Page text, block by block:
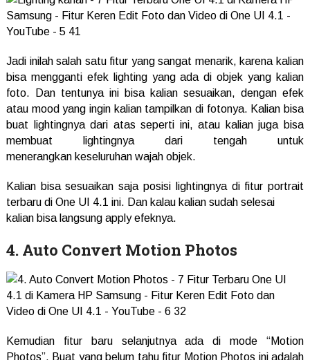
Jadi inilah salah satu fitur yang sangat menarik, karena kalian
bisa mengganti efek lighting yang ada di objek yang kalian
foto. Dan tentunya ini bisa kalian sesuaikan, dengan efek
atau mood yang ingin kalian tampilkan di fotonya. Kalian bisa
buat lightingnya dari atas seperti ini, atau kalian juga bisa
membuat lightingnya dari tengah untuk
menerangkan keseluruhan wajah objek.
Kalian bisa sesuaikan saja posisi lightingnya di fitur portrait
terbaru di One UI 4.1 ini. Dan kalau kalian sudah selesai
kalian bisa langsung apply efeknya.
4. Auto Convert Motion Photos
Kemudian fitur baru selanjutnya ada di mode “Motion
Photos”. Buat yang belum tahu fitur Motion Photos ini adalah